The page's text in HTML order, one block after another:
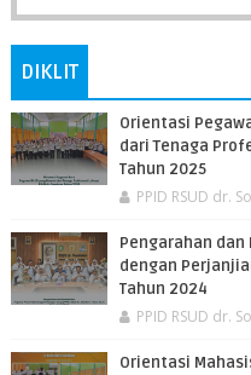
DIKLIT
Orientasi
dari Tenaga
Tahun 2025
PPID RSUD dr.
Pengarahan
dengan
Tahun 2024
PPID RSUD dr.
Orientasi